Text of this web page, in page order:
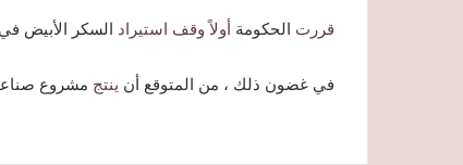
قررت الحكومة أولاً وقف استيراد السكر الأبيض في
في غضون ذلك ، من المتوقع أن ينتج مشروع